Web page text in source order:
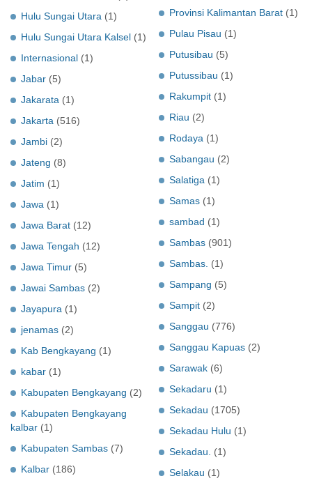
Hulu Sungai Utara (1)
Hulu Sungai Utara Kalsel (1)
Internasional (1)
Jabar (5)
Jakarata (1)
Jakarta (516)
Jambi (2)
Jateng (8)
Jatim (1)
Jawa (1)
Jawa Barat (12)
Jawa Tengah (12)
Jawa Timur (5)
Jawai Sambas (2)
Jayapura (1)
jenamas (2)
Kab Bengkayang (1)
kabar (1)
Kabupaten Bengkayang (2)
Kabupaten Bengkayang
kalbar (1)
Kabupaten Sambas (7)
Kalbar (186)
Provinsi Kalimantan Barat (1)
Pulau Pisau (1)
Putusibau (5)
Putussibau (1)
Rakumpit (1)
Riau (2)
Rodaya (1)
Sabangau (2)
Salatiga (1)
Samas (1)
sambad (1)
Sambas (901)
Sambas. (1)
Sampang (5)
Sampit (2)
Sanggau (776)
Sanggau Kapuas (2)
Sarawak (6)
Sekadaru (1)
Sekadau (1705)
Sekadau Hulu (1)
Sekadau.
(1)
Selakau (1)